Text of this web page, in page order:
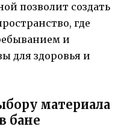
позволит создать
где
и
для здоровья и
материала
бане